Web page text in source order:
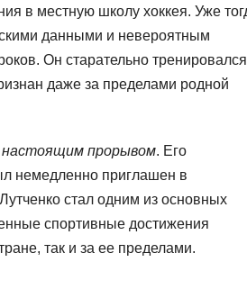
в местную школу хоккея. Уже
данными и невероятным
Он старательно
даже за пределами родной
настоящим прорывом. Его
немедленно приглашен в
стал одним из основных
спортивные достижения
так и за ее пределами.